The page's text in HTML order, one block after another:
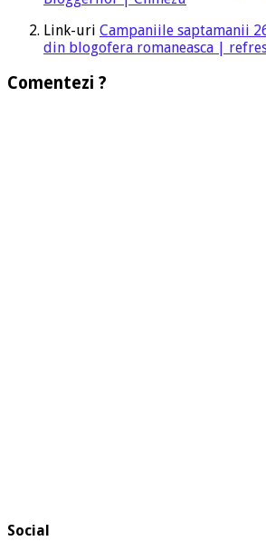
Link-uri Campaniile saptamanii
din blogofera romaneasca |
Comentezi ?
Social